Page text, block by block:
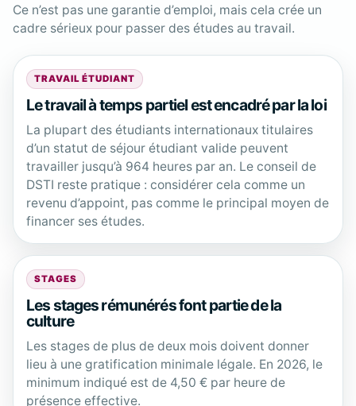
Ce n’est pas une garantie d’emploi, mais cela crée un
cadre sérieux pour passer des études au travail.
TRAVAIL ÉTUDIANT
Le travail à temps partiel est encadré par la loi
La plupart des étudiants internationaux titulaires
d’un statut de séjour étudiant valide peuvent
travailler jusqu’à 964 heures par an. Le conseil de
DSTI reste pratique : considérer cela comme un
revenu d’appoint, pas comme le principal moyen de
financer ses études.
STAGES
Les stages rémunérés font partie de la
culture
Les stages de plus de deux mois doivent donner
lieu à une gratification minimale légale. En 2026, le
minimum indiqué est de 4,50 € par heure de
présence effective.